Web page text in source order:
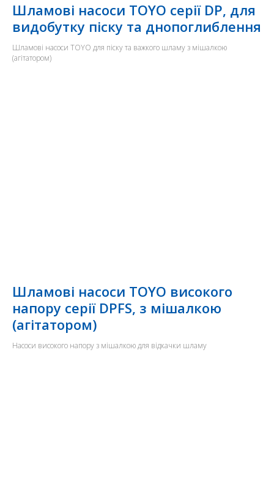
Шламові насоси TOYO серії DP, для
видобутку піску та днопоглиблення
Шламові насоси TOYO для піску та важкого шламу з мішалкою
(агітатором)
Шламові насоси TOYO високого
напору серії DPFS, з мішалкою
(агітатором)
Насоси високого напору з мішалкою для відкачки шламу